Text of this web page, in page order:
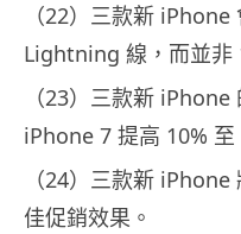
（22）三款新
Lightning 線，而並非
（23）三款新
iPhone 7 提高 10% 至
（24）三款新
佳促銷效果。